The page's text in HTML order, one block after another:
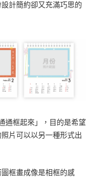
計簡約卻又充滿巧思的
通框起來」，目的是希望
片可以以另一種形式出
框畫成像是相框的感